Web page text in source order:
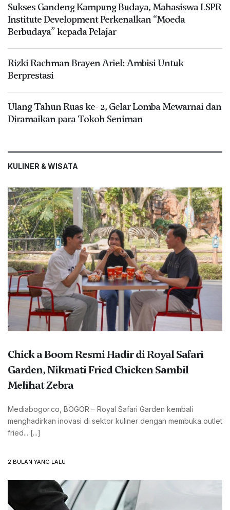
Sukses Gandeng Kampung Budaya, Mahasiswa LSPR
Institute Development Perkenalkan “Moeda
Berbudaya” kepada Pelajar
Rizki Rachman Brayen Ariel: Ambisi Untuk
Berprestasi
Ulang Tahun Ruas ke- 2, Gelar Lomba Mewarnai dan
Diramaikan para Tokoh Seniman
KULINER & WISATA
Chick a Boom Resmi Hadir di Royal Safari
Garden, Nikmati Fried Chicken Sambil
Melihat Zebra
Mediabogor.co, BOGOR – Royal Safari Garden kembali
menghadirkan inovasi di sektor kuliner dengan membuka outlet
fried... [...]
2 BULAN YANG LALU